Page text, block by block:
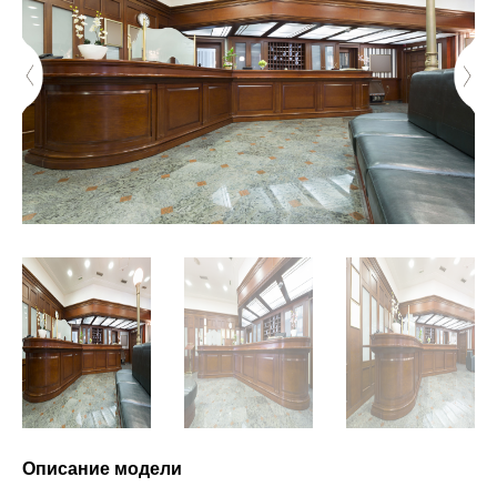
Описание модели